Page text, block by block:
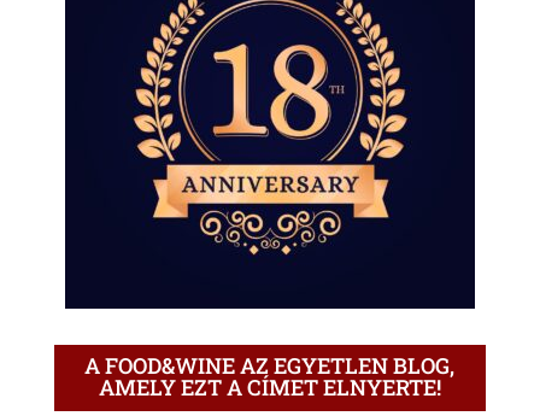
A FOOD&WINE AZ EGYETLEN BLOG,
AMELY EZT A CÍMET ELNYERTE!